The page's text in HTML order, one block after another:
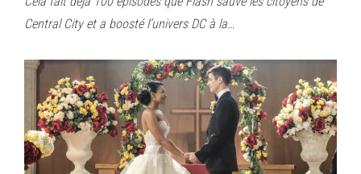
Central City et a boosté l’univers DC à la…